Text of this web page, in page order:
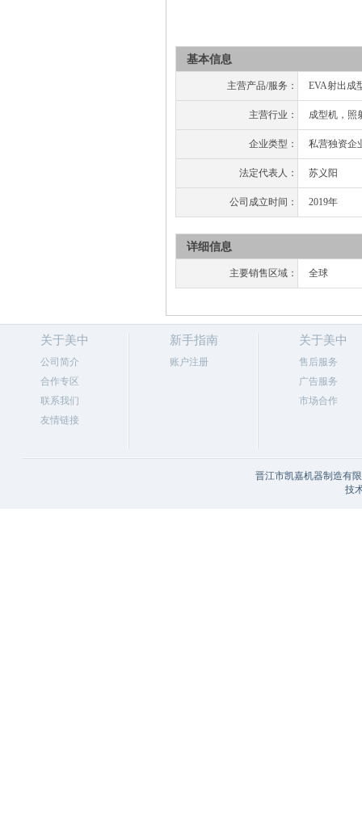
基本信息
主营产品/服务： EVA射出成
主营行业： 成型机，照
企业类型： 私营独资企
法定代表人： 苏义阳
公司成立时间： 2019年
详细信息
主要销售区域： 全球
关于美中
公司简介
合作专区
联系我们
友情链接
新手指南
账户注册
关于美中
售后服务
广告服务
市场合作
晋江市凯嘉机器制造有
技